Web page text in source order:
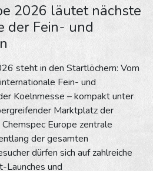
2026 läutet nächste
der Fein- und
steht in den Startlöchern: Vom
Fein- und
Koelnmesse – kompakt unter
Marktplatz der
Europe zentrale
der gesamten
dürfen sich auf zahlreiche
Launches und